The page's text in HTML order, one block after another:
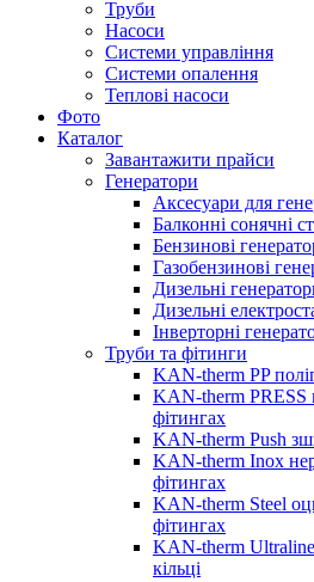
Труби
Насоси
Системи управління
Системи опалення
Теплові насоси
Фото
Каталог
Завантажити прайси
Генератори
Аксесуари для
Балконні сонячні
Бензинові
Газобензинові
Дизельні
Дизельні
Інверторні
Труби та фітинги
KAN-therm PP
KAN-therm PRESS
фітингах
KAN-therm Push
KAN-therm Inox
фітингах
KAN-therm Steel
фітингах
KAN-therm
кільці